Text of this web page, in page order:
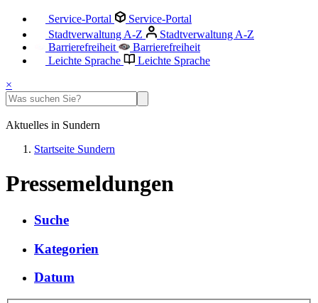
Service-Portal
Service-Portal
Stadtverwaltung A-Z
Stadtverwaltung A-Z
Barrierefreiheit
Barrierefreiheit
Leichte Sprache
Leichte Sprache
×
Aktuelles in Sundern
Startseite Sundern
Pressemeldungen
Suche
Kategorien
Datum